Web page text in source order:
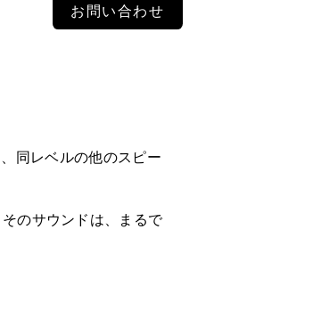
お問い合わせ
同レベルの他のスピー
のサウンドは、まるで